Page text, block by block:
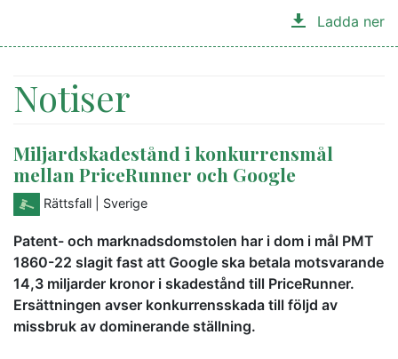
Ladda ner
Notiser
Miljardskadestånd i konkurrensmål
mellan PriceRunner och Google
Rättsfall | Sverige
Patent- och marknadsdomstolen har i dom i mål PMT
1860-22 slagit fast att Google ska betala motsvarande
14,3 miljarder kronor i skadestånd till PriceRunner.
Ersättningen avser konkurrensskada till följd av
missbruk av dominerande ställning.